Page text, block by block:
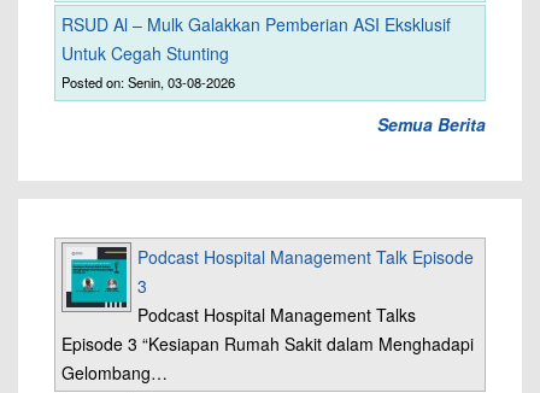
RSUD Al – Mulk Galakkan Pemberian ASI Eksklusif
Untuk Cegah Stunting
Posted on: Senin, 03-08-2026
Semua Berita
Podcast Hospital Management Talk Episode
3
Podcast Hospital Management Talks
Episode 3 “Kesiapan Rumah Sakit dalam Menghadapi
Gelombang…